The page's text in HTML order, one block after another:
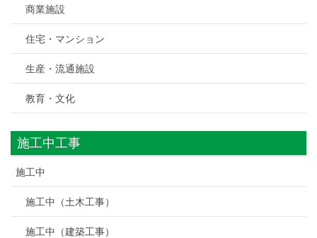
商業施設
住宅・マンション
生産・流通施設
教育・文化
施工中工事
施工中
施工中（土木工事）
施工中（建築工事）